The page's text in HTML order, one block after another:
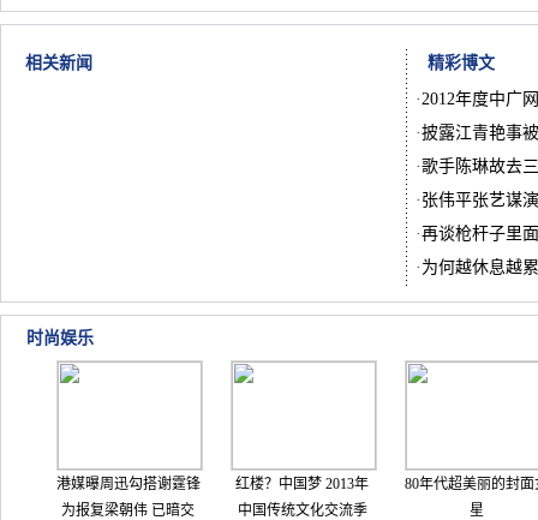
相关新闻
精彩博文
·2012年度中广
·披露江青艳事
·歌手陈琳故去
· 张伟平张艺谋
·再谈枪杆子里
· 为何越休息越
时尚娱乐
港媒曝周迅勾搭谢霆锋
为报复梁朝伟 已暗交
红楼？中国梦 2013年
中国传统文化交流季
80年代超美丽的封面
星